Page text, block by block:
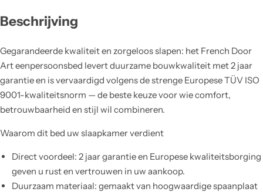
Beschrijving
Gegarandeerde kwaliteit en zorgeloos slapen: het French Door
Art eenpersoonsbed levert duurzame bouwkwaliteit met 2 jaar
garantie en is vervaardigd volgens de strenge Europese TÜV ISO
9001-kwaliteitsnorm — de beste keuze voor wie comfort,
betrouwbaarheid en stijl wil combineren.
Waarom dit bed uw slaapkamer verdient
Direct voordeel: 2 jaar garantie en Europese kwaliteitsborging
geven u rust en vertrouwen in uw aankoop.
Duurzaam materiaal: gemaakt van hoogwaardige spaanplaat